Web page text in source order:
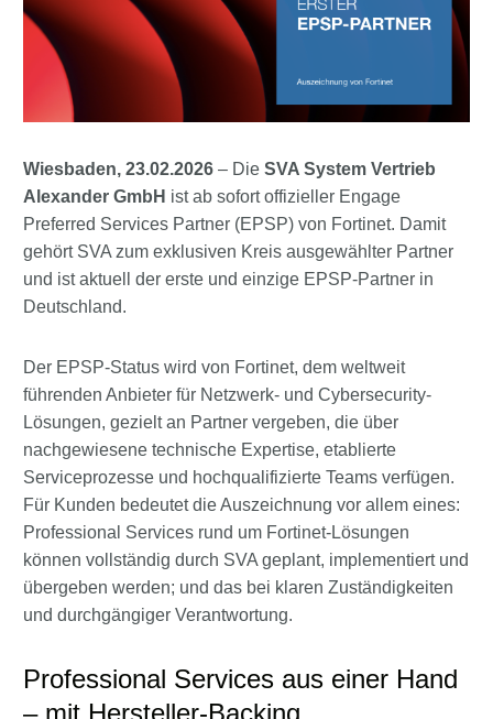
Wiesbaden, 23.02.2026 – Die SVA System Vertrieb
Alexander GmbH ist ab sofort offizieller Engage
Preferred Services Partner (EPSP) von Fortinet. Damit
gehört SVA zum exklusiven Kreis ausgewählter Partner
und ist aktuell der erste und einzige EPSP-Partner in
Deutschland.
Der EPSP-Status wird von Fortinet, dem weltweit
führenden Anbieter für Netzwerk- und Cybersecurity-
Lösungen, gezielt an Partner vergeben, die über
nachgewiesene technische Expertise, etablierte
Serviceprozesse und hochqualifizierte Teams verfügen.
Für Kunden bedeutet die Auszeichnung vor allem eines:
Professional Services rund um Fortinet-Lösungen
können vollständig durch SVA geplant, implementiert und
übergeben werden; und das bei klaren Zuständigkeiten
und durchgängiger Verantwortung.
Professional Services aus einer Hand
– mit Hersteller-Backing